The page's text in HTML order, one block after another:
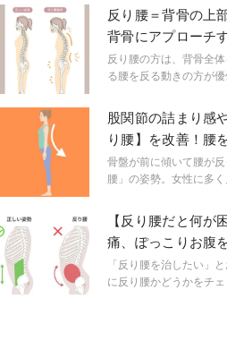
うなキツいトレーニン
ぜひトライしてみてくだ
反り腰＝背骨の上
背骨にアプローチ
反り腰の方は、背骨全
る腰を反る動きの方が
ことがあります。腰を
ズで、しなやかな背骨
股関節の詰まり感
り腰】を改善！腰
トレッチ
骨盤が前に傾いて腰が
腰」の姿勢。女性に多
や下腹がぽっこりと出
善は体の不調やボディ
のある方は反り腰の姿
きましょう！
【反り腰だと何が
痛、ぽっこりお腹
トレーニング」
「反り腰を治したい」
に反り腰かどうかをチ